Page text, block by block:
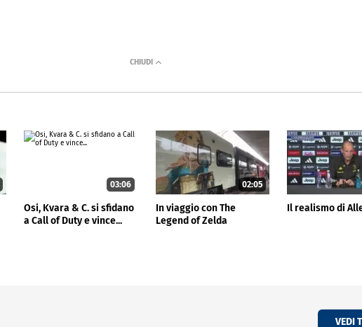
03:06
Osi, Kvara & C. si sfidano
a Call of Duty e vince...
02:05
In viaggio con The
Legend of Zelda
Il realismo di
VEDI